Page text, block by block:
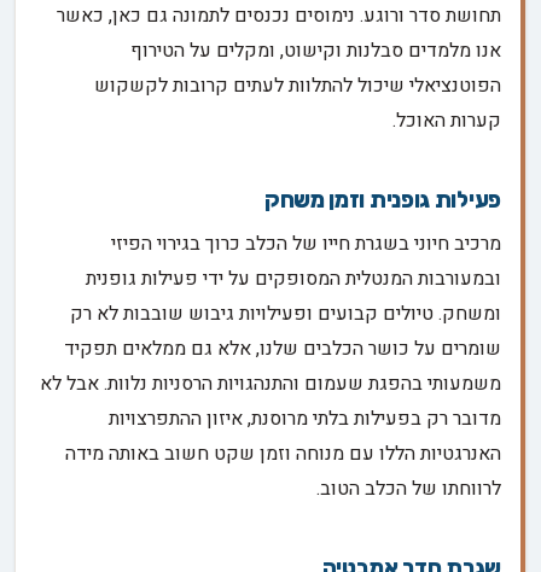
תחושת סדר ורוגע. נימוסים נכנסים לתמונה גם כאן, כאשר
אנו מלמדים סבלנות וקישוט, ומקלים על הטירוף
הפוטנציאלי שיכול להתלוות לעתים קרובות לקשקוש
קערות האוכל.
פעילות גופנית וזמן משחק
מרכיב חיוני בשגרת חייו של הכלב כרוך בגירוי הפיזי
ובמעורבות המנטלית המסופקים על ידי פעילות גופנית
ומשחק. טיולים קבועים ופעילויות גיבוש שובבות לא רק
שומרים על כושר הכלבים שלנו, אלא גם ממלאים תפקיד
משמעותי בהפגת שעמום והתנהגויות הרסניות נלוות. אבל לא
מדובר רק בפעילות בלתי מרוסנת, איזון ההתפרצויות
האנרגטיות הללו עם מנוחה וזמן שקט חשוב באותה מידה
לרווחתו של הכלב הטוב.